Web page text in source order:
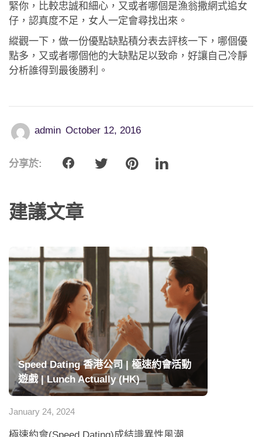
緊你，比較忠誠和細心，又或者哪個是漁翁撒網式追女
仔，認真度不足，女人一定會尋找出來。
縱觀一下，做一份優點缺點積分表去評核一下，哪個優
點多，又或者哪個他的大缺點足以致命，好讓自己冷靜
分析誰得到最後勝利。
admin October 12, 2016
分享於:
建議文章
Speed Dating 香港公司 | 極速約會活動
遊戲 | Lunch Actually (HK)
January 24, 2024
極速約會(Speed Dating)成結識異性風潮